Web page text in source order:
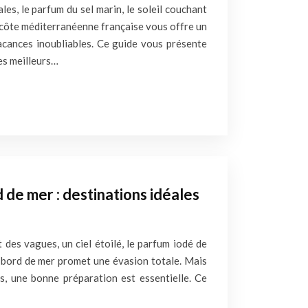
le parfum du sel marin, le soleil couchant
méditerranéenne française vous offre un
inoubliables. Ce guide vous présente
meilleurs…
de mer : destinations idéales
vagues, un ciel étoilé, le parfum iodé de
de mer promet une évasion totale. Mais
une bonne préparation est essentielle. Ce